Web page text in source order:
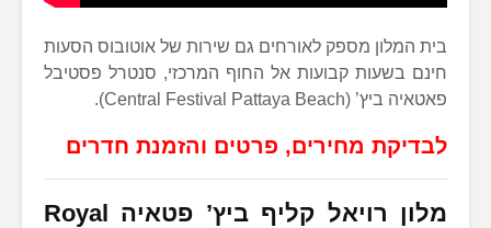
בית המלון מספק לאורחים גם שירות של אוטובוס הסעות
חינם בשעות קבועות אל החוף המרכזי, סנטרל פסטיבל
פאטאיה ביץ’ (Central Festival Pattaya Beach).
לבדיקת מחירים, פרטים והזמנת חדרים
מלון רויאל קליף ביץ’ פטאיה Royal